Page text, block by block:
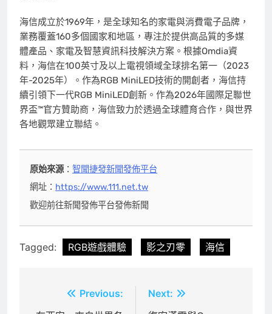
海信成立於1969年，是全球知名的家電與消費電子品牌，
業務覆蓋160多個國家和地區，專注於提供高品質的多媒
體產品、家電及智慧資訊科技解決方案。根據Omdia資
料，海信在100英寸及以上電視領域全球排名第一（2023
年-2025年）。作為RGB MiniLED技術的開創者，海信持
續引領下一代RGB MiniLED創新。作為2026年國際足聯世
界盃™官方贊助商，海信致力於透過全球體育合作，與世界
各地觀眾建立聯結。
原始來源：智聞捷發新聞發佈平台
網址： https://www.111.net.tw
歡迎前往新聞發佈平台發佈新聞
Tagged: RGB遊戲體驗 影之刃零 海信
Previous:
Next: